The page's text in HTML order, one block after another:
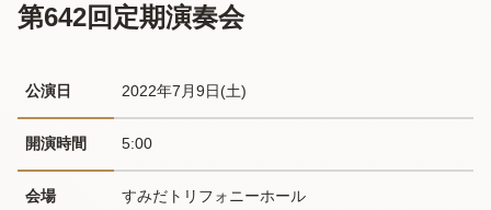
第642回定期演奏会
公演日 2022年7月9日(土)
開演時間 5:00
会場 すみだトリフォニーホール